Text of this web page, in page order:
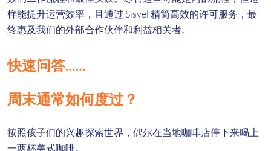
样能提升运营效率，且通过 Sisvel 精简高效的许可服务，最
终惠及我们的外部合作伙伴和利益相关者。
快速问答……
周末通常如何度过？
按照孩子们的兴趣探索世界，偶尔在当地咖啡店停下来喝上
一两杯美式咖啡。